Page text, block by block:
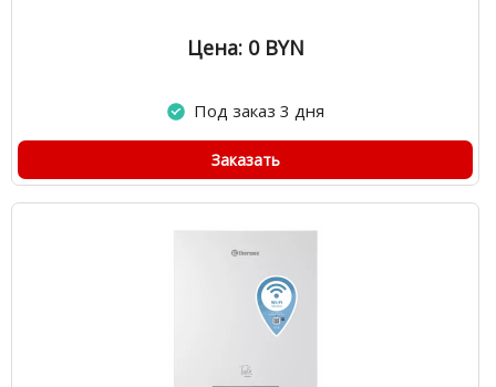
Цена: 0 BYN
Под заказ 3 дня
Заказать